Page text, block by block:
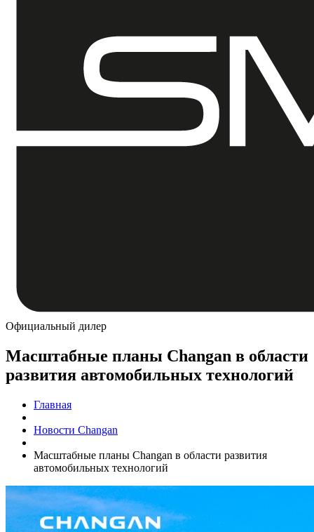
Официальный дилер
Масштабные планы Changan в области
развития автомобильных технологий
Главная
Новости Changan
Масштабные планы Changan в области развития
автомобильных технологий